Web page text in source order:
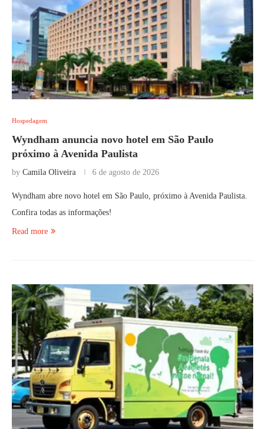
Hospedagem
Wyndham anuncia novo hotel em São Paulo
próximo à Avenida Paulista
by Camila Oliveira 6 de agosto de 2026
Wyndham abre novo hotel em São Paulo, próximo à Avenida Paulista.
Confira todas as informações!
Read more